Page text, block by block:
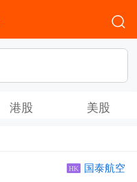
港股 美股
HK 国泰航空